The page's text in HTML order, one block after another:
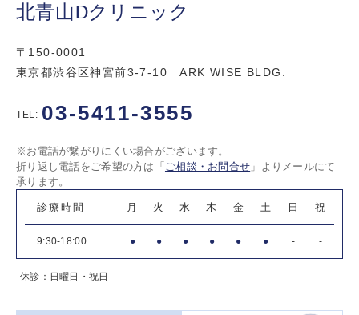
北青山Dクリニック
〒150-0001
東京都渋谷区神宮前3-7-10 ARK WISE BLDG.
TEL: 03-5411-3555
※お電話が繋がりにくい場合がございます。
折り返し電話をご希望の方は「 ご相談・お問合せ 」よりメールにて
承ります。
診療時間 月 火 水 木 金 土 日 祝
9:30-18:00 ● ● ● ● ● ● - -
休診：日曜日・祝日